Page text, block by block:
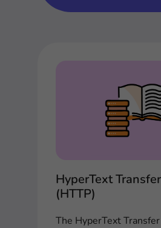
HyperText
(HTTP)
The HyperText